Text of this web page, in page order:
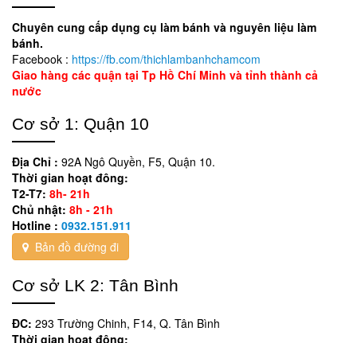
Chuyên cung cấp dụng cụ làm bánh và nguyên liệu làm
bánh.
Facebook : https://fb.com/thichlambanhchamcom
Giao hàng các quận tại Tp Hồ Chí Minh và tỉnh thành cả
nước
Cơ sở 1: Quận 10
Địa Chỉ : 92A Ngô Quyền, F5, Quận 10.
Thời gian hoạt đông:
T2-T7: 8h- 21h
Chủ nhật: 8h - 21h
Hotline : 0932.151.911
Bản đồ đường đi
Cơ sở LK 2: Tân Bình
ĐC: 293 Trường Chinh, F14, Q. Tân Bình
Thời gian hoạt đông: